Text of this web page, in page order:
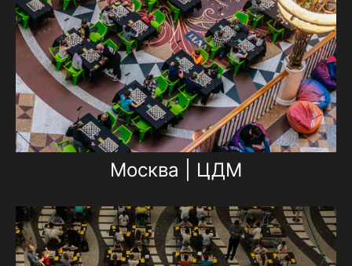
Москва | ЦДМ